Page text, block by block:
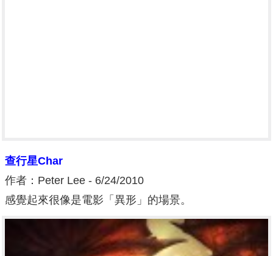
查行星Char
作者：Peter Lee - 6/24/2010
感覺起來很像是電影「異形」的場景。